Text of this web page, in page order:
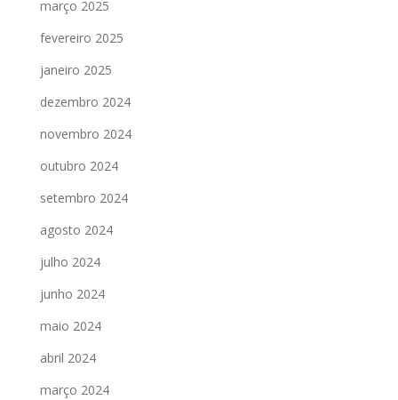
março 2025
fevereiro 2025
janeiro 2025
dezembro 2024
novembro 2024
outubro 2024
setembro 2024
agosto 2024
julho 2024
junho 2024
maio 2024
abril 2024
março 2024